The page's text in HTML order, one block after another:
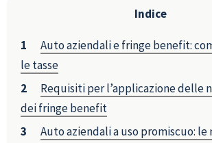
Indice
Auto aziendali e fringe benefit:
le tasse
Requisiti per l’applicazione delle
dei fringe benefit
Auto aziendali a uso promiscuo: le